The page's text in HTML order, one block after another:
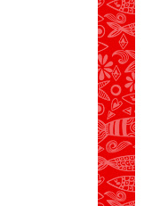
SLEEP
02 기마랑
PREVIEW
GET
MAP
SEE
EAT